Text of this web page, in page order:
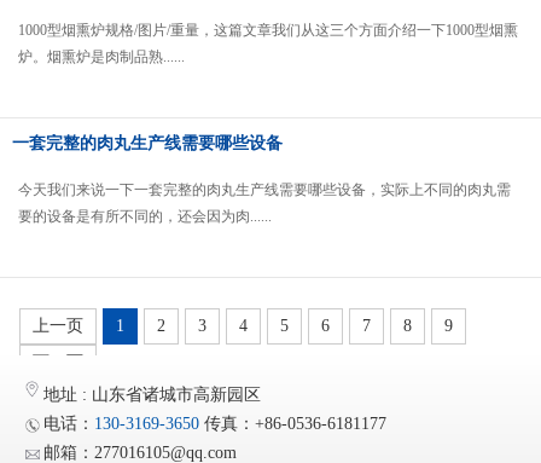
1000型烟熏炉规格/图片/重量，这篇文章我们从这三个方面介绍一下1000型烟熏
炉。烟熏炉是肉制品熟......
一套完整的肉丸生产线需要哪些设备
今天我们来说一下一套完整的肉丸生产线需要哪些设备，实际上不同的肉丸需
要的设备是有所不同的，还会因为肉......
上一页 1 2 3 4 5 6 7 8
9
下一页
地址 : 山东省诸城市高新园区
电话： 130-3169-3650传真：+86-0536-6181177
邮箱：277016105@qq.com